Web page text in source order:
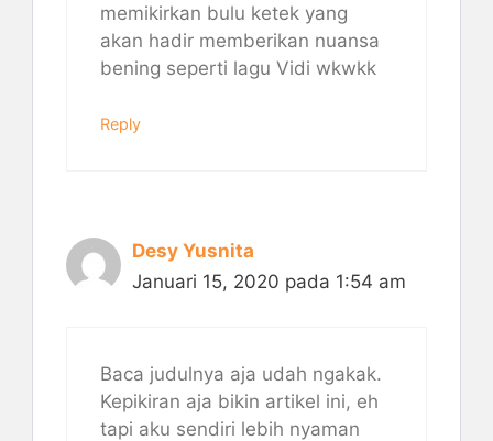
memikirkan bulu ketek yang
akan hadir memberikan nuansa
bening seperti lagu Vidi wkwkk
Reply
Desy Yusnita
Januari 15, 2020 pada 1:54 am
Baca judulnya aja udah ngakak.
Kepikiran aja bikin artikel ini, eh
tapi aku sendiri lebih nyaman